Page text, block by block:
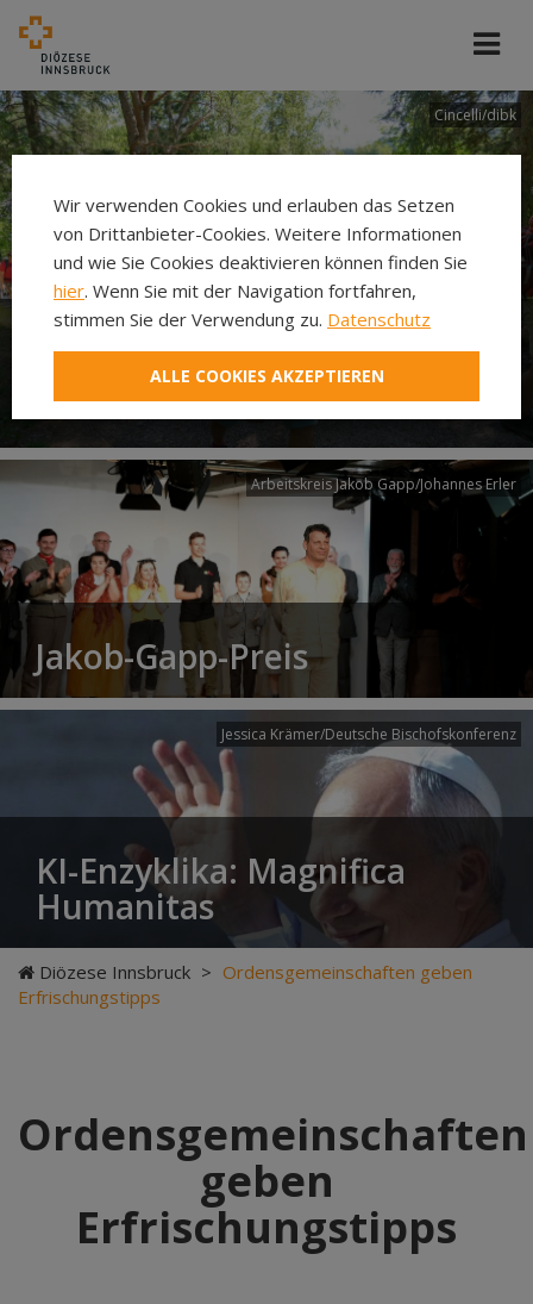
Cincelli/dibk
Neuer Pilgerweg Via
Laudato si’
Arbeitskreis Jakob Gapp/Johannes Erler
Jakob-Gapp-Preis
Jessica Krämer/Deutsche Bischofskonferenz
KI-Enzyklika: Magnifica
Humanitas
Diözese Innsbruck > Ordensgemeinschaften geben
Erfrischungstipps
Ordensgemeinschaften
geben
Erfrischungstipps
Wir verwenden Cookies und erlauben das Setzen
von Drittanbieter-Cookies. Weitere Informationen
und wie Sie Cookies deaktivieren können finden Sie
hier. Wenn Sie mit der Navigation fortfahren,
stimmen Sie der Verwendung zu. Datenschutz
ALLE COOKIES AKZEPTIEREN